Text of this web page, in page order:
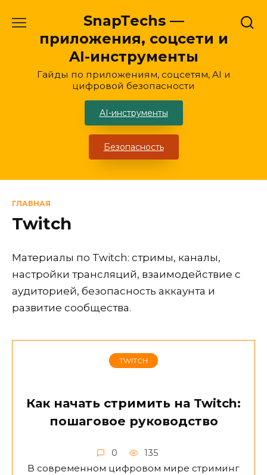
содержанию
SnapTechs —
приложения, соцсети и
AI-инструменты
Гайды по приложениям, соцсетям, AI и
цифровой безопасности
AI-инструменты
Безопасность
ГЛАВНАЯ
Twitch
Материалы по Twitch: стримы, каналы,
настройки трансляций, взаимодействие с
аудиторией, безопасность аккаунта и
развитие сообщества.
TWITCH
Как начать стримить на Twitch:
пошаговое руководство
0 135
В современном цифровом мире стриминг